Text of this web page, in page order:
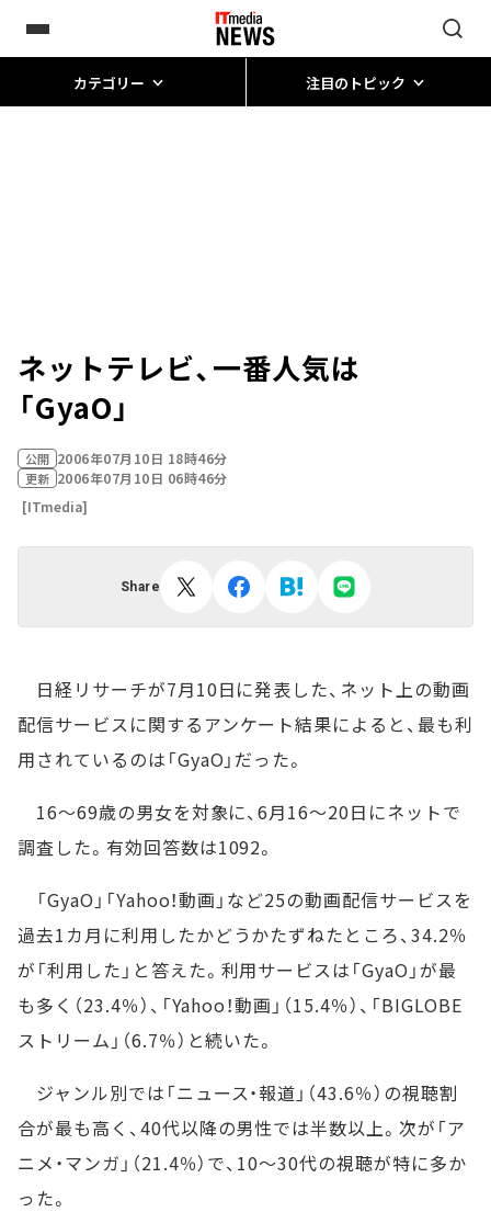
カテゴリー 注目のトピック
ネットテレビ、一番人気は
「GyaO」
公開 2006年07月10日 18時46分
更新 2006年07月10日 06時46分
[ITmedia]
Share
日経リサーチが7月10日に発表した、ネット上の動画
配信サービスに関するアンケート結果によると、最も利
用されているのは「GyaO」だった。
16～69歳の男女を対象に、6月16～20日にネットで
調査した。有効回答数は1092。
「GyaO」「Yahoo！動画」など25の動画配信サービスを
過去1カ月に利用したかどうかたずねたところ、34.2％
が「利用した」と答えた。利用サービスは「GyaO」が最
も多く（23.4％）、「Yahoo！動画」（15.4％）、「BIGLOBE
ストリーム」（6.7％）と続いた。
ジャンル別では「ニュース・報道」（43.6％）の視聴割
合が最も高く、40代以降の男性では半数以上。次が「ア
ニメ・マンガ」（21.4％）で、10～30代の視聴が特に多か
った。